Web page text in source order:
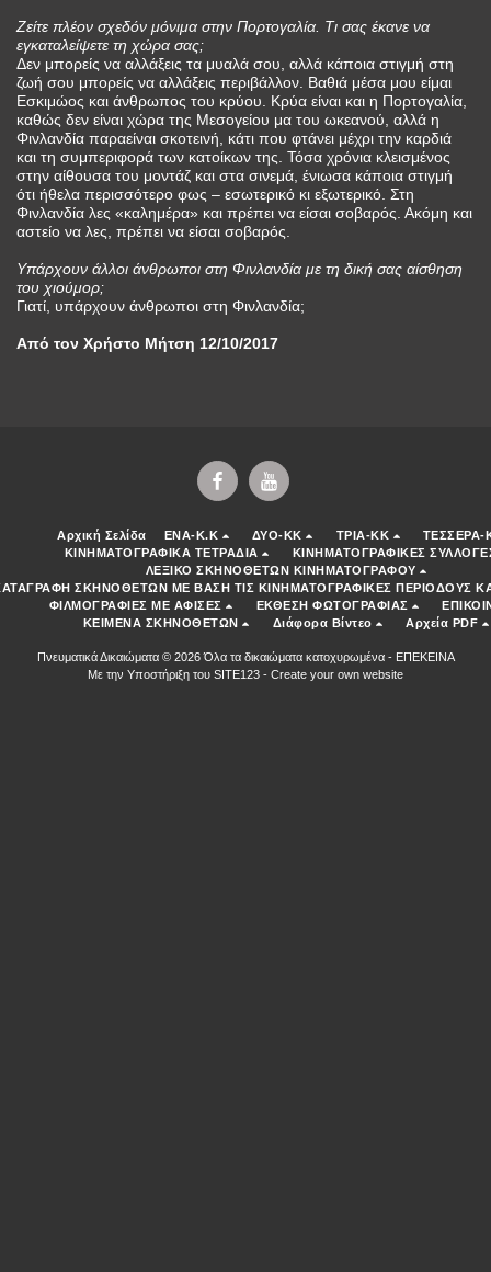
Ζείτε πλέον σχεδόν μόνιμα στην Πορτογαλία. Τι σας έκανε να
εγκαταλείψετε τη χώρα σας;
Δεν μπορείς να αλλάξεις τα μυαλά σου, αλλά κάποια στιγμή στη
ζωή σου μπορείς να αλλάξεις περιβάλλον. Βαθιά μέσα μου είμαι
Εσκιμώος και άνθρωπος του κρύου. Κρύα είναι και η Πορτογαλία,
καθώς δεν είναι χώρα της Μεσογείου μα του ωκεανού, αλλά η
Φινλανδία παραείναι σκοτεινή, κάτι που φτάνει μέχρι την καρδιά
και τη συμπεριφορά των κατοίκων της. Τόσα χρόνια κλεισμένος
στην αίθουσα του μοντάζ και στα σινεμά, ένιωσα κάποια στιγμή
ότι ήθελα περισσότερο φως – εσωτερικό κι εξωτερικό. Στη
Φινλανδία λες «καλημέρα» και πρέπει να είσαι σοβαρός. Ακόμη και
αστείο να λες, πρέπει να είσαι σοβαρός.
Υπάρχουν άλλοι άνθρωποι στη Φινλανδία με τη δική σας αίσθηση
του χιούμορ;
Γιατί, υπάρχουν άνθρωποι στη Φινλανδία;
Από τον Χρήστο Μήτση 12/10/2017
Αρχική Σελίδα ENA-K.K ΔΥΟ-ΚΚ ΤΡΙΑ-ΚΚ
ΤΕΣΣΕΡΑ-
ΚΙΝΗΜΑΤΟΓΡΑΦΙΚΑ ΤΕΤΡΑΔΙΑ
ΚΙΝΗΜΑΤΟΓΡΑΦΙΚΕΣ
ΛΕΞΙΚΟ ΣΚΗΝΟΘΕΤΩΝ ΚΙΝΗΜΑΤΟΓΡΑΦΟΥ
ΣΚΗΝΟΘΕΤΩΝ ΜΕ ΒΑΣΗ ΤΙΣ ΚΙΝΗΜΑΤΟΓΡΑΦΙΚΕΣ ΠΕΡΙΟΔΟΥΣ
ΦΙΛΜΟΓΡΑΦΙΕΣ ΜΕ ΑΦΙΣΕΣ
ΕΚΘΕΣΗ ΦΩΤΟΓΡΑΦΙΑΣ
ΚΕΙΜΕΝΑ ΣΚΗΝΟΘΕΤΩΝ
Διάφορα Βίντεο Αρχεία PDF
Πνευματικά Δικαιώματα © 2026 Όλα τα δικαιώματα κατοχυρωμένα - ΕΠΕΚΕΙΝΑ
Με την Υποστήριξη του SITE123 - Create your own website